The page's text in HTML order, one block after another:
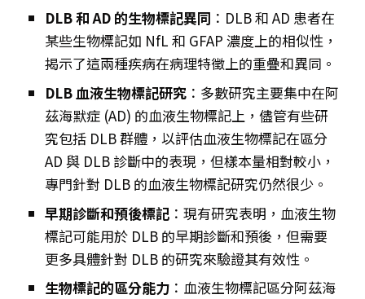
DLB 和 AD 的生物標記異同 ：DLB 和 AD 患者在
某些生物標記如 NfL 和 GFAP 濃度上的相似性，
揭示了這兩種疾病在病理特徵上的重疊和異同。
DLB 血液生物標記研究 ：多數研究主要集中在阿
茲海默症 (AD) 的血液生物標記上，儘管有些研
究包括 DLB 群體，以評估血液生物標記在區分
AD 與 DLB 診斷中的表現，但樣本量相對較小，
專門針對 DLB 的血液生物標記研究仍然很少。
早期診斷和預後標記 ：現有研究表明，血液生物
標記可能用於 DLB 的早期診斷和預後，但需要
更多具體針對 DLB 的研究來驗證其有效性。
生物標記的區分能力 ：血液生物標記區分阿茲海